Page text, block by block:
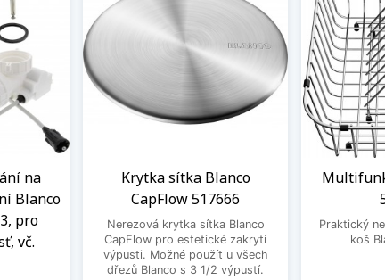
na
Blanco
pro
vč.
Krytka sítka Blanco
CapFlow 517666
Nerezová krytka sítka Blanco
CapFlow pro estetické zakrytí
výpusti. Možné použít u všech
dřezů Blanco s 3 1/2 výpustí.
Praktický
koš